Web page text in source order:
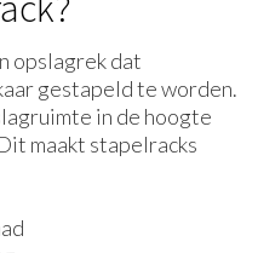
opslagrek dat
gestapeld te worden.
in de hoogte
maakt stapelracks